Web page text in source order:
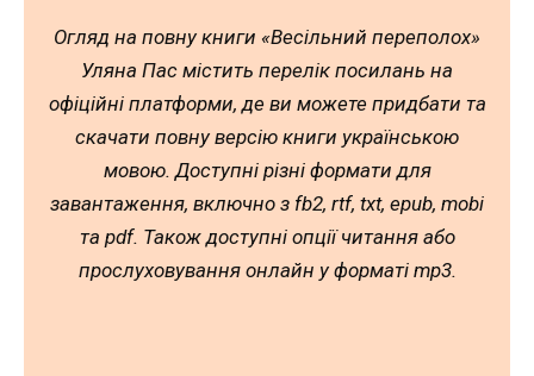
Огляд на повну книги «Весільний переполох»
Уляна Пас містить перелік посилань на
офіційні платформи, де ви можете придбати та
скачати повну версію книги українською
мовою. Доступні різні формати для
завантаження, включно з fb2, rtf, txt, epub, mobi
та pdf. Також доступні опції читання або
прослуховування онлайн у форматі mp3.